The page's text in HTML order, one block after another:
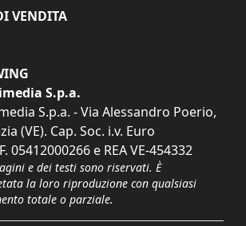
VENDITA
S.p.a.
S.p.a. - Via Alessandro Poerio,
(VE). Cap. Soc. i.v. Euro
05412000266 e REA VE-454332
e dei testi sono riservati. È
la loro riproduzione con qualsiasi
totale o parziale.